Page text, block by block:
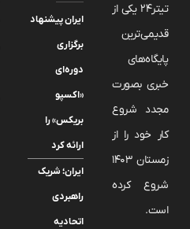
تیتر24 یکی از
قدیمی‌ترین
پایگاه‌های
خبری بصورت
مجدد شروع
کار خود را از
زمستان 1403
شروع کرده
است.
ایران پیشنهاد
برگزاری
دوره‌ای
«اکسپو
بریکس» را
ارائه کرد
ایران؛ شریک
راهبردی
اتحادیه